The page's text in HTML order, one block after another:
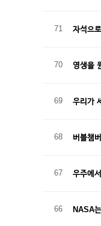
71 자석으
70 영생을
69 우리가
68 버블챔
67 우주에
66 NASA